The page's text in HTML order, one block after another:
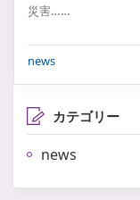
災害……
news
カテゴリー
news